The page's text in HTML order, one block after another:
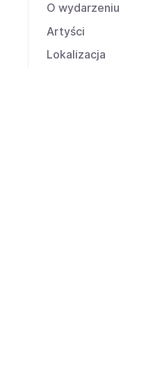
O wydarzeniu
Artyści
Lokalizacja